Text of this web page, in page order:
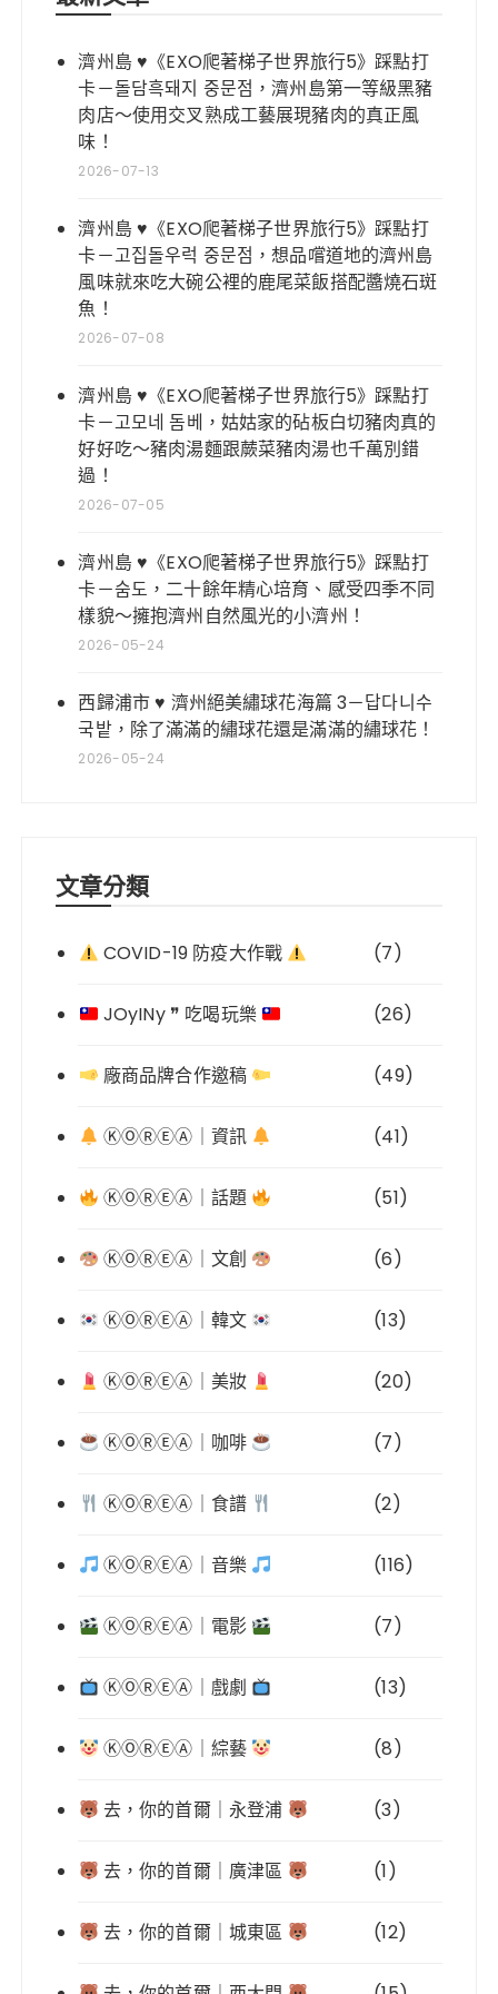
濟州島 ♥《EXO爬著梯子世界旅行5》踩點打
卡－돌담흑돼지 중문점，濟州島第一等級黑豬
肉店～使用交叉熟成工藝展現豬肉的真正風
味！
2026-07-13
濟州島 ♥《EXO爬著梯子世界旅行5》踩點打
卡－고집돌우럭 중문점，想品嚐道地的濟州島
風味就來吃大碗公裡的鹿尾菜飯搭配醬燒石斑
魚！
2026-07-08
濟州島 ♥《EXO爬著梯子世界旅行5》踩點打
卡－고모네 돔베，姑姑家的砧板白切豬肉真的
好好吃～豬肉湯麵跟蕨菜豬肉湯也千萬別錯
過！
2026-07-05
濟州島 ♥《EXO爬著梯子世界旅行5》踩點打
卡－숨도，二十餘年精心培育、感受四季不同
樣貌～擁抱濟州自然風光的小濟州！
2026-05-24
西歸浦市 ♥ 濟州絕美繡球花海篇 3－답다니수
국밭，除了滿滿的繡球花還是滿滿的繡球花！
2026-05-24
文章分類
COVID-19 防疫大作戰 (7)
JOyINy ❞ 吃喝玩樂 (26)
廠商品牌合作邀稿 (49)
ⓀⓄⓇⒺⒶ｜資訊 (41)
ⓀⓄⓇⒺⒶ｜話題 (51)
ⓀⓄⓇⒺⒶ｜文創 (6)
ⓀⓄⓇⒺⒶ｜韓文 (13)
ⓀⓄⓇⒺⒶ｜美妝 (20)
ⓀⓄⓇⒺⒶ｜咖啡 (7)
ⓀⓄⓇⒺⒶ｜食譜 (2)
ⓀⓄⓇⒺⒶ｜音樂 (116)
ⓀⓄⓇⒺⒶ｜電影 (7)
ⓀⓄⓇⒺⒶ｜戲劇 (13)
ⓀⓄⓇⒺⒶ｜綜藝 (8)
去，你的首爾｜永登浦 (3)
去，你的首爾｜廣津區 (1)
去，你的首爾｜城東區 (12)